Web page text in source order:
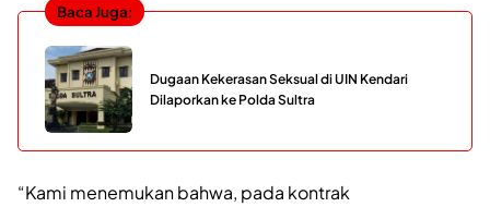
Baca Juga:
Dugaan Kekerasan Seksual di UIN Kendari
Dilaporkan ke Polda Sultra
“Kami menemukan bahwa, pada kontrak